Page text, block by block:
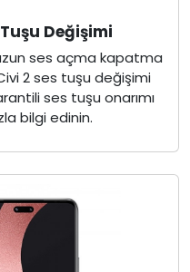
Değişimi
ses açma kapatma
2 ses tuşu değişimi
ses tuşu onarımı
bilgi edinin.